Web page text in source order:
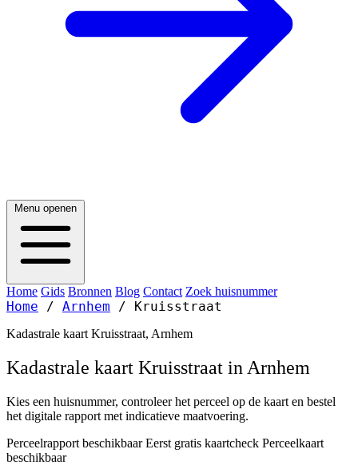
Menu openen
Home Gids Bronnen Blog Contact Zoek huisnummer
Home / Arnhem / Kruisstraat
Kadastrale kaart Kruisstraat, Arnhem
Kadastrale kaart Kruisstraat in Arnhem
Kies een huisnummer, controleer het perceel op de kaart en bestel
het digitale rapport met indicatieve maatvoering.
Perceelrapport beschikbaar Eerst gratis kaartcheck Perceelkaart
beschikbaar